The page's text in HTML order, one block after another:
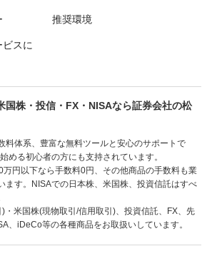
推奨環境
スに
国株・投信・FX・NISAなら証券会社の松
料体系、豊富な無料ツールと安心のサポートで
める初心者の方にも支持されています。
円以下なら手数料0円、その他商品の手数料も業
ます。NISAでの日本株、米国株、投資信託はすべ
・米国株(現物取引/信用取引)、投資信託、FX、先
、iDeCo等の各種商品をお取扱いしています。